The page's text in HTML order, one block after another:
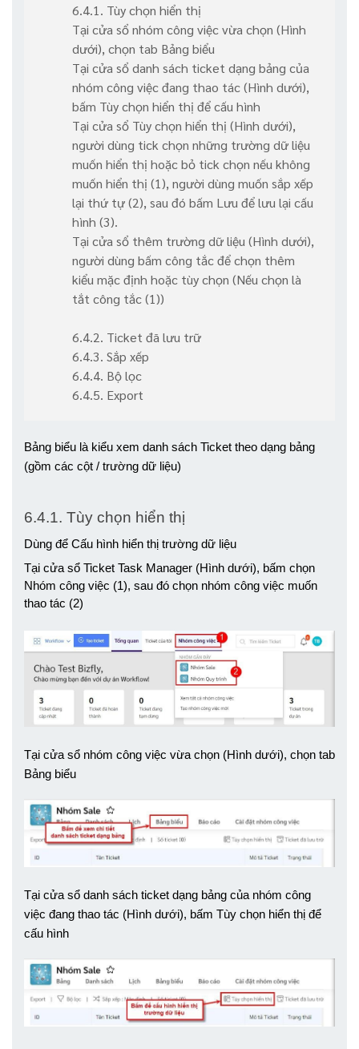
6.4.1. Tùy chọn hiển thị
Tại cửa sổ nhóm công việc vừa chọn (Hình
dưới), chọn tab Bảng biểu
​​​​​​​Tại cửa sổ danh sách ticket dạng bảng của
nhóm công việc đang thao tác (Hình dưới),
bấm Tùy chọn hiển thị để cấu hình
​​​​​​​Tại cửa sổ Tùy chọn hiển thị (Hình dưới),
người dùng tick chọn những trường dữ liệu
muốn hiển thị hoặc bỏ tick chọn nếu không
muốn hiển thị (1), người dùng muốn sắp xếp
lại thứ tự (2), sau đó bấm Lưu để lưu lại cấu
hình (3).
​​​​​​​Tại cửa sổ thêm trường dữ liệu (Hình dưới),
người dùng bấm công tắc để chọn thêm
kiểu mặc định hoặc tùy chọn (Nếu chọn là
tắt công tắc (1))
6.4.2. Ticket đã lưu trữ
6.4.3. Sắp xếp
6.4.4. Bộ lọc
6.4.5. Export
Bảng biểu là kiểu xem danh sách Ticket theo dạng bảng
(gồm các cột / trường dữ liệu)
6.4.1. Tùy chọn hiển thị
Dùng để Cấu hình hiển thị trường dữ liệu
Tại cửa sổ Ticket Task Manager (Hình dưới), bấm chọn
Nhóm công việc (1), sau đó chọn nhóm công việc muốn
thao tác (2)
Tại cửa sổ nhóm công việc vừa chọn (Hình dưới), chọn tab
Bảng biểu
Tại cửa sổ danh sách ticket dạng bảng của nhóm công
việc đang thao tác (Hình dưới), bấm Tùy chọn hiển thị để
cấu hình